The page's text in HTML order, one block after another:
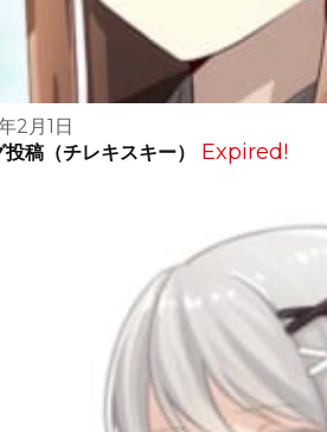
2月1日
稿（チレキスキー）
Expired!